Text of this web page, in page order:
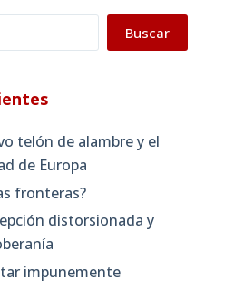
Buscar
telón de alambre y el
de Europa
fronteras?
distorsionada y
impunemente